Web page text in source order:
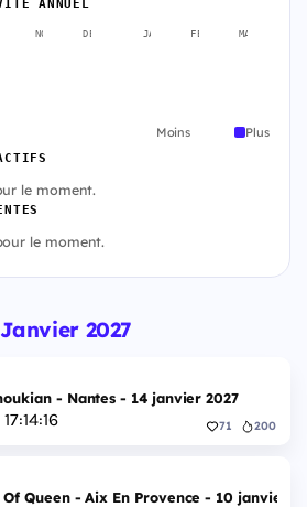
ANNUEL
NOV. DÉC. JANV. FÉVR. MARS
Moins Plus
le moment.
le moment.
Janvier 2027
- Nantes - 14 janvier 2027
17:14:15 71 200
Queen - Aix En Provence - 10 janvier